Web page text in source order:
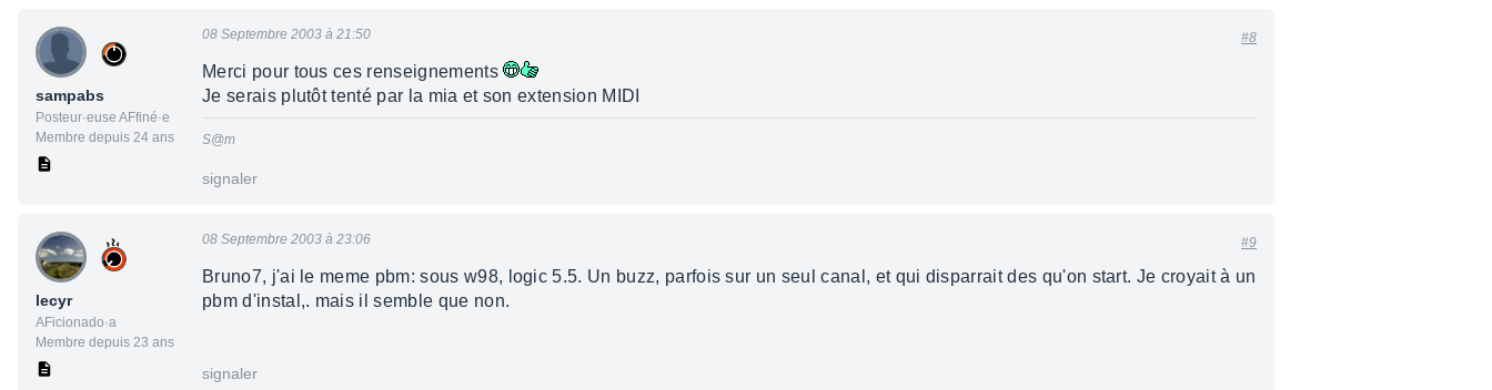
sampabs
Posteur·euse AFfiné·e
Membre depuis 24 ans
08 Septembre 2003 à 21:50 #8
Merci pour tous ces renseignements
Je serais plutôt tenté par la mia et son extension MIDI
S@m
signaler
lecyr
AFicionado·a
Membre depuis 23 ans
08 Septembre 2003 à 23:06 #9
Bruno7, j'ai le meme pbm: sous w98, logic 5.5. Un buzz, parfois sur un seul canal, et qui disparrait des qu'on start. Je croyait à un
pbm d'instal,. mais il semble que non.
signaler